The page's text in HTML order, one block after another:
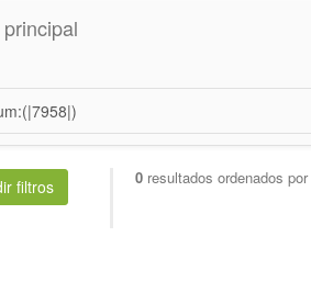
0resultados ordenados por